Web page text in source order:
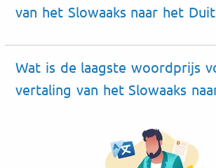
van het Slowaaks naar het
Wat is de laagste woordprijs
vertaling van het Slowaaks